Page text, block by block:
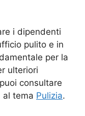
i dipendenti
pulito e in
per la
ulteriori
consultare
al tema Pulizia.